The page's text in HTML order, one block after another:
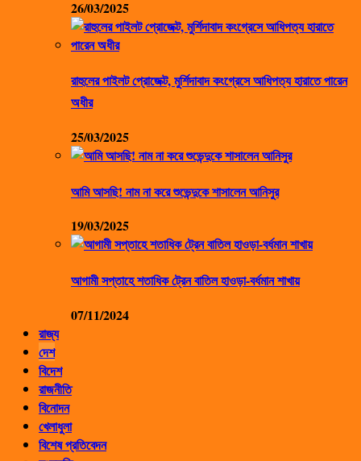
26/03/2025
রাহুলের পাইলট প্রোজেক্ট, মুর্শিদাবাদ কংগ্রেসে আধিপত্য হারাতে পারেন
অধীর
25/03/2025
আমি আসছি! নাম না করে শুভেন্দুকে শাসালেন আনিসুর
19/03/2025
আগামী সপ্তাহে শতাধিক ট্রেন বাতিল হাওড়া-বর্ধমান শাখায়
07/11/2024
রাজ্য
দেশ
বিদেশ
রাজনীতি
বিনোদন
খেলাধুলা
বিশেষ প্রতিবেদন